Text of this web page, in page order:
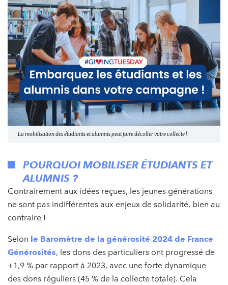
La mobilisation des étudiants et alumnis peut faire décoller votre collecte !
POURQUOI MOBILISER ÉTUDIANTS ET
ALUMNIS ?
Contrairement aux idées reçues, les jeunes générations
ne sont pas indifférentes aux enjeux de solidarité, bien au
contraire !
Selon le Baromètre de la générosité 2024 de France
Générosités, les dons des particuliers ont progressé de
+1,9 % par rapport à 2023, avec une forte dynamique
des dons réguliers (45 % de la collecte totale). Cela